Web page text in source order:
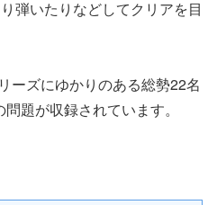
弾いたりなどしてクリアを目
ーズにゆかりのある総勢22名
題が収録されています。